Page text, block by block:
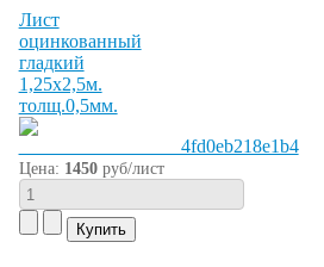
Лист
оцинкованный
гладкий
1,25х2,5м.
толщ.0,5мм.
Цена: 1450руб/лист